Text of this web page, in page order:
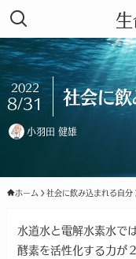
社会に
2022
8/31
小羽田 健雄
ホーム 社会に飲み込まれる自分
水道水と電解水素水で
酵素を活性化する力が